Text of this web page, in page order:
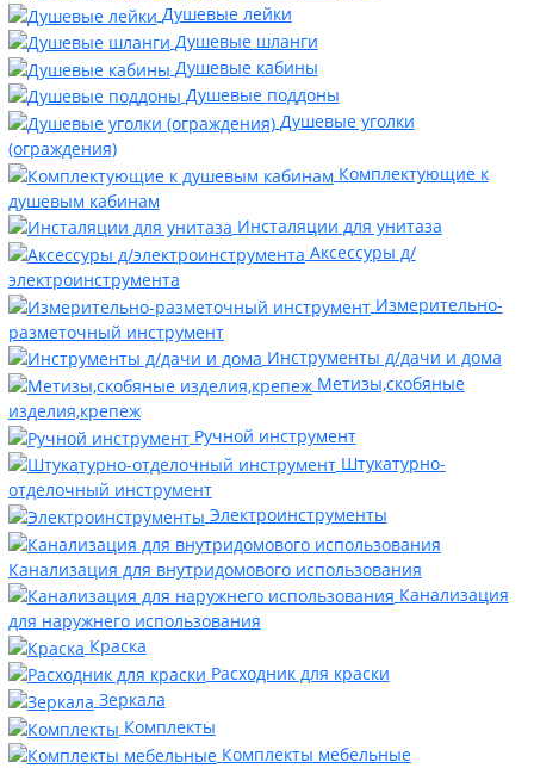
Душевые лейки
Душевые шланги
Душевые кабины
Душевые поддоны
Душевые уголки
(ограждения)
Комплектующие к
душевым кабинам
Инсталяции для унитаза
Аксессуры д/
электроинструмента
Измерительно-
разметочный инструмент
Инструменты д/дачи и дома
Метизы,скобяные
изделия,крепеж
Ручной инструмент
Штукатурно-
отделочный инструмент
Электроинструменты
Канализация для внутридомового использования
Канализация
для наружнего использования
Краска
Расходник для краски
Зеркала
Комплекты
Комплекты мебельные